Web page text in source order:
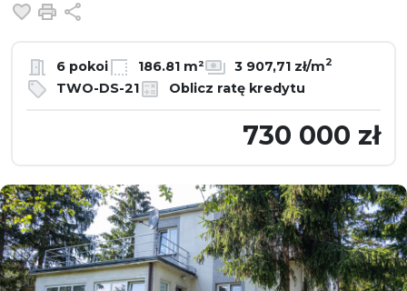
Dodaj do ulubionych
Drukuj
6 pokoi 186.81 m² 3 907,71 zł/m2
TWO-DS-21 Oblicz ratę kredytu
730 000 zł